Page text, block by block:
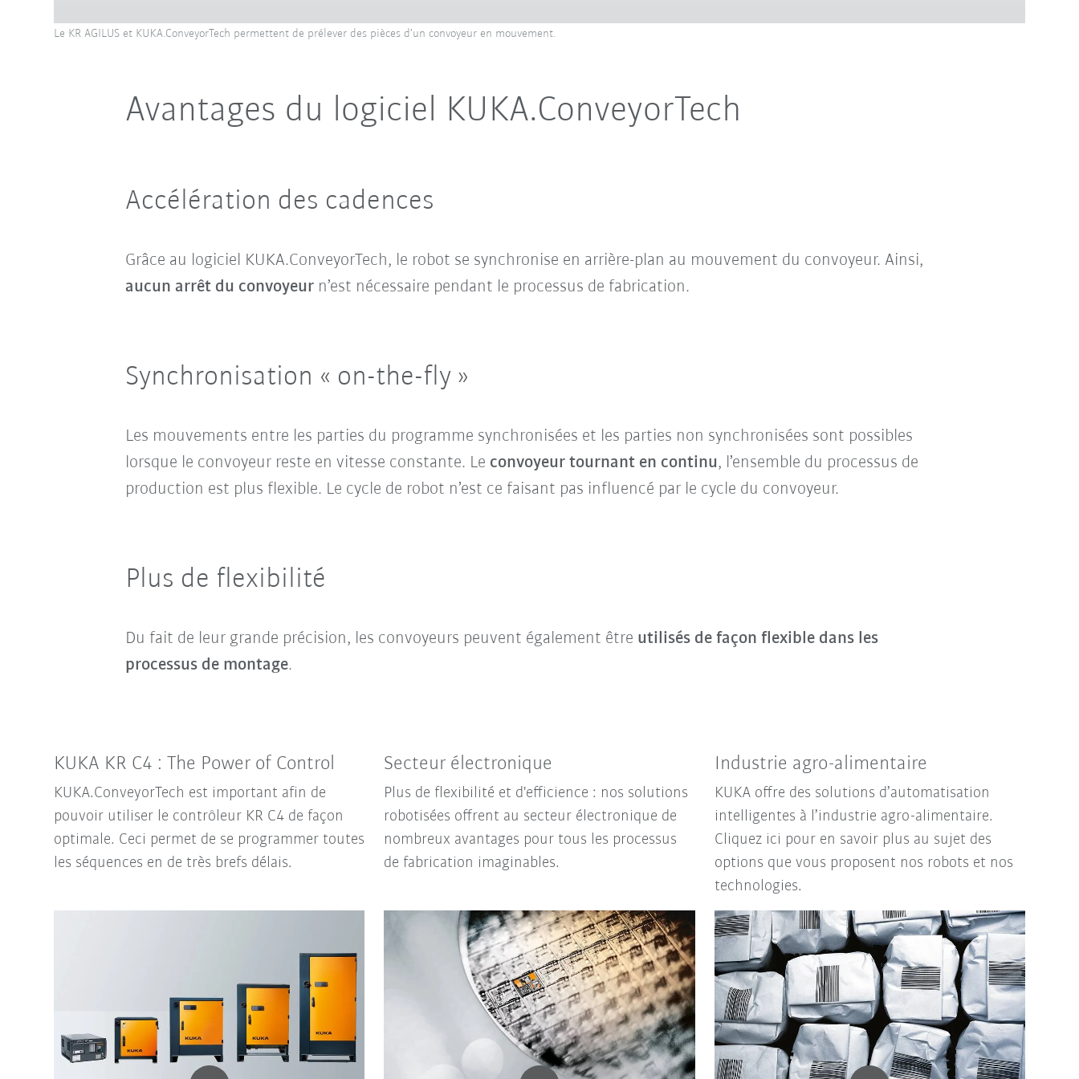
Le KR AGILUS et KUKA.ConveyorTech permettent de prélever des pièces d’un convoyeur en mouvement.
Avantages du logiciel KUKA.ConveyorTech
Accélération des cadences
Grâce au logiciel KUKA.ConveyorTech, le robot se synchronise en arrière-plan au mouvement du convoyeur. Ainsi,
aucun arrêt du convoyeurn’est nécessaire pendant le processus de fabrication.
Synchronisation « on-the-fly »
Les mouvements entre les parties du programme synchronisées et les parties non synchronisées sont possibles
lorsque le convoyeur reste en vitesse constante. Le convoyeur tournant en continu, l’ensemble du processus de
production est plus flexible. Le cycle de robot n’est ce faisant pas influencé par le cycle du convoyeur.
Plus de flexibilité
Du fait de leur grande précision, les convoyeurs peuvent également être utilisés de façon flexible dans les
processus de montage.
KUKA KR C4 : The Power of Control
KUKA.ConveyorTech est important afin de
pouvoir utiliser le contrôleur KR C4 de façon
optimale. Ceci permet de se programmer toutes
les séquences en de très brefs délais.
Secteur électronique
Plus de flexibilité et d'efficience : nos solutions
robotisées offrent au secteur électronique de
nombreux avantages pour tous les processus
de fabrication imaginables.
Industrie agro-alimentaire
KUKA offre des solutions d’automatisation
intelligentes à l’industrie agro-alimentaire.
Cliquez ici pour en savoir plus au sujet des
options que vous proposent nos robots et nos
technologies.